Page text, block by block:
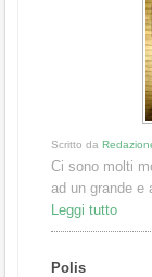
Scritto da
Ci sono molti
ad un grande e
Leggi tutto
Polis